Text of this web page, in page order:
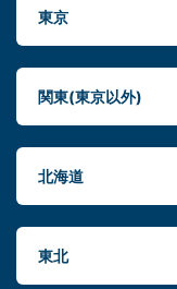
東京
関東(東京以外)
北海道
東北